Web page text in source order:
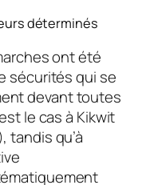
déterminés
ont été
sécurités qui se
devant toutes
le cas à Kikwit
tandis qu’à